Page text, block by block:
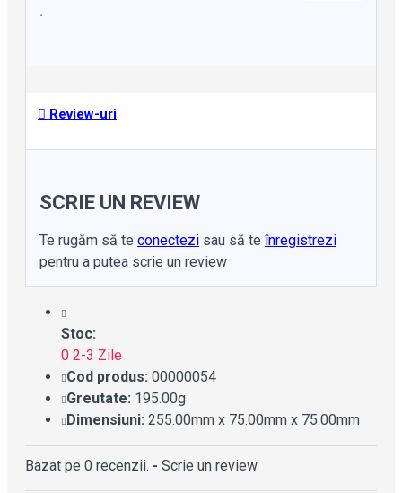
.
Review-uri
SCRIE UN REVIEW
Te rugăm să te conectezi sau să te înregistrezi
pentru a putea scrie un review
Stoc:
0 2-3 Zile
Cod produs: 00000054
Greutate: 195.00g
Dimensiuni: 255.00mm x 75.00mm x 75.00mm
Bazat pe 0 recenzii. - Scrie un review